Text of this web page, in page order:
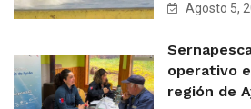
Agosto 5,
operativo
región de